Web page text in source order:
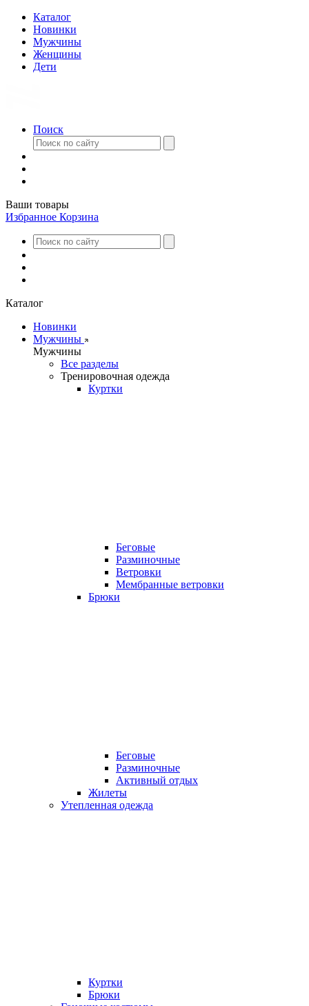
Каталог
Новинки
Мужчины
Женщины
Дети
Поиск
Ваши товары
Избранное Корзина
Каталог
Новинки
Мужчины
Мужчины
Все разделы
Тренировочная одежда
Куртки
Беговые
Разминочные
Ветровки
Мембранные ветровки
Брюки
Беговые
Разминочные
Активный отдых
Жилеты
Утепленная одежда
Куртки
Брюки